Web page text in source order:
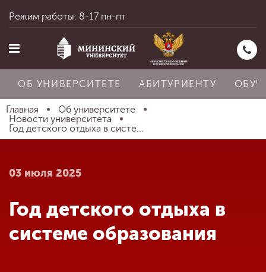
Главная
Абитуриенту
Режим работы: 8-17 пн-пт
ОБ УНИВЕРСИТЕТЕ АБИТУРИЕНТУ
Главная
Об университете
Новости университета
Год детского отдыха в систе...
03 июля 2025
Год детского отдыха в
системе образования